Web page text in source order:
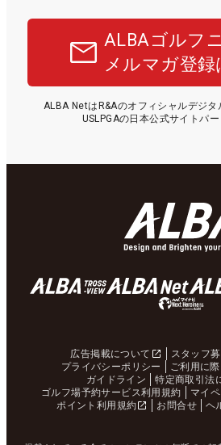
ALBAゴルフ
メルマガ登録
ALBA NetはR&Aのオフィシャルデジ
USLPGAの日本公式サイトパー
広告掲載について スタッフ
プライバシーポリシー
ご利用に
ガイドライン
特定商取引法
ゴルフ場予約サービス利用規約
マイ
ポイント利用規約
お問合せ ヘ